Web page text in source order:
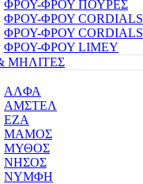
ΦΡΟΥ-ΦΡΟΥ ΠΟΥΡΕΣ
ΦΡΟΥ-ΦΡΟΥ CORDIALS
ΦΡΟΥ-ΦΡΟΥ CORDIALS
ΦΡΟΥ-ΦΡΟΥ LIMEY
ΜΗΛΙΤΕΣ
ΑΛΦΑ
ΑΜΣΤΕΛ
ΕΖΑ
ΜΑΜΟΣ
ΜΥΘΟΣ
ΝΗΣΟΣ
ΝΥΜΦΗ